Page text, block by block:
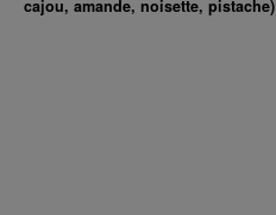
cajou, amande, noisette, pistache)